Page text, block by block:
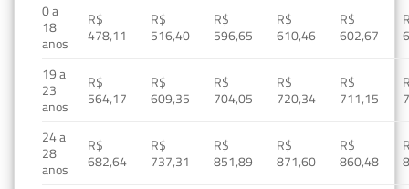
0 a
18
anos
R$
478,11
R$
516,40
R$
596,65
R$
610,46
R$
602,67
19 a
23
anos
R$
564,17
R$
609,35
R$
704,05
R$
720,34
R$
711,15
24 a
28
anos
R$
682,64
R$
737,31
R$
851,89
R$
871,60
R$
860,48